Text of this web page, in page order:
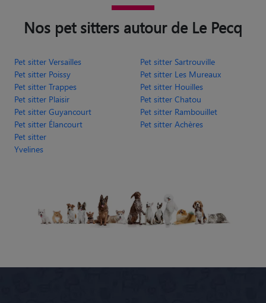
Nos pet sitters autour de Le Pecq
Pet sitter Versailles
Pet sitter Sartrouville
Pet sitter Poissy
Pet sitter Les Mureaux
Pet sitter Trappes
Pet sitter Houilles
Pet sitter Plaisir
Pet sitter Chatou
Pet sitter Guyancourt
Pet sitter Rambouillet
Pet sitter Élancourt
Pet sitter Achères
Pet sitter
Yvelines